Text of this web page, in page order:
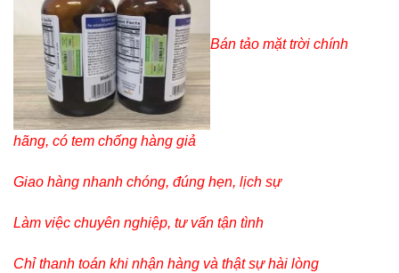
Bán tảo mặt trời chính
hãng, có tem chống hàng giả
Giao hàng nhanh chóng, đúng hẹn, lịch sự
Làm việc chuyên nghiệp, tư vấn tận tình
Chỉ thanh toán khi nhận hàng và thật sự hài lòng